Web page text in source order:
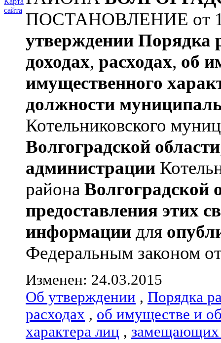
сайта ПОСТАНОВЛЕНИЕ от
утверждении Порядка
доходах, расходах, об
имущественного
должности
Котельниковского
Волгоградской области
администрации
района Волгоградской
предоставления этих
информации для
Федеральным законом
Изменен: 24.03.2015
Об утверждении , Порядка
расходах , об имуществе и
характера лиц , замещающих